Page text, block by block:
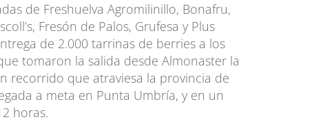
de Freshuelva Agromilinillo, Bonafru,
Fresón de Palos, Grufesa y Plus
de 2.000 tarrinas de berries a los
tomaron la salida desde Almonaster la
recorrido que atraviesa la provincia de
a meta en Punta Umbría, y en un
horas.